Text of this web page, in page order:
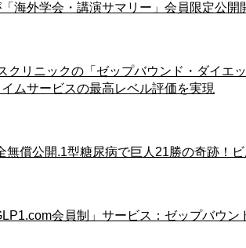
海外学会・講演サマリー」会員限定公開
リニックの「ゼップバウンド・ダイエ
ムサービスの最高レベル評価を実現
償公開.1型糖尿病で巨人21勝の奇跡！
会員制」サービス：ゼップバウン